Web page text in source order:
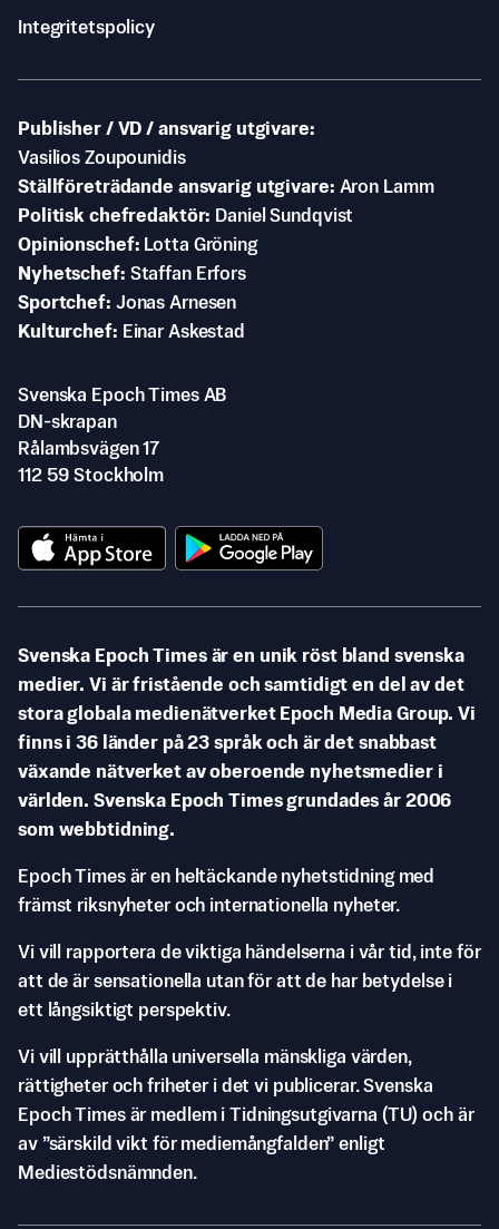
Integritetspolicy
Publisher / VD / ansvarig utgivare
Vasilios Zoupounidis
Ställföreträdande ansvarig utgivare Aron Lamm
Politisk chefredaktör Daniel Sundqvist
Opinionschef Lotta Gröning
Nyhetschef Staffan Erfors
Sportchef Jonas Arnesen
Kulturchef
Einar Askestad
Svenska Epoch Times AB
DN-skrapan
Rålambsvägen 17
112 59 Stockholm
Svenska Epoch Times är en unik röst bland svenska
medier. Vi är fristående och samtidigt en del av det
stora globala medienätverket Epoch Media Group. Vi
finns i 36 länder på 23 språk och är det snabbast
växande nätverket av oberoende nyhetsmedier i
världen. Svenska Epoch Times grundades år 2006
som webbtidning.
Epoch Times är en heltäckande nyhetstidning med
främst riksnyheter och internationella nyheter.
Vi vill rapportera de viktiga händelserna i vår tid, inte för
att de är sensationella utan för att de har betydelse i
ett långsiktigt perspektiv.
Vi vill upprätthålla universella mänskliga värden,
rättigheter och friheter i det vi publicerar. Svenska
Epoch Times är medlem i Tidningsutgivarna (TU) och är
av ”särskild vikt för mediemångfalden” enligt
Mediestödsnämnden.